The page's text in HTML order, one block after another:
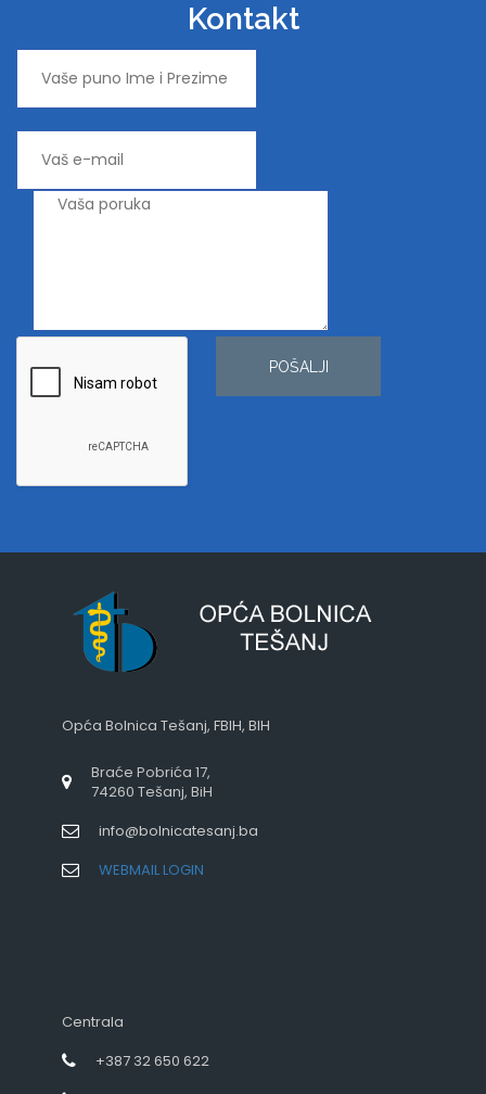
Kontakt
POŠALJI
Opća Bolnica Tešanj, FBIH, BIH
Braće Pobrića 17,
74260 Tešanj, BiH
info@bolnicatesanj.ba
WEBMAIL LOGIN
Centrala
+387 32 650 622